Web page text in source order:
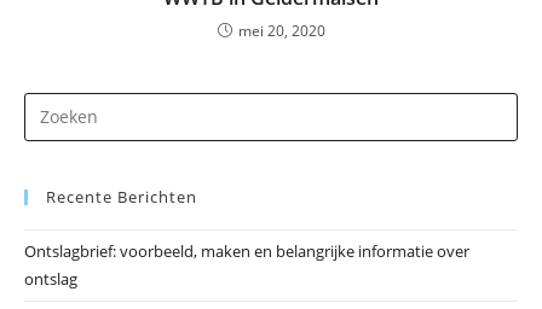
mei 20, 2020
op
Recente Berichten
Ontslagbrief: voorbeeld, maken en belangrijke informatie over
ontslag